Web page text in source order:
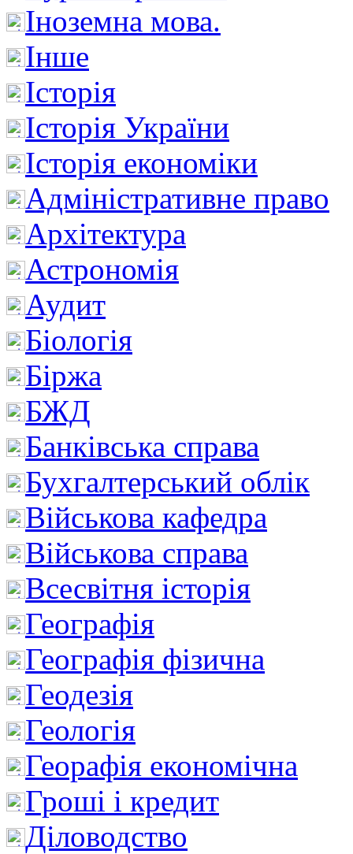
Іноземна мова.
Інше
Історія
Історія України
Історія економіки
Адміністративне право
Архітектура
Астрономія
Аудит
Біологія
Біржа
БЖД
Банківська справа
Бухгалтерський облік
Військова кафедра
Військова справа
Всесвітня історія
Географія
Географія фізична
Геодезія
Геологія
Георафія економічна
Гроші і кредит
Діловодство